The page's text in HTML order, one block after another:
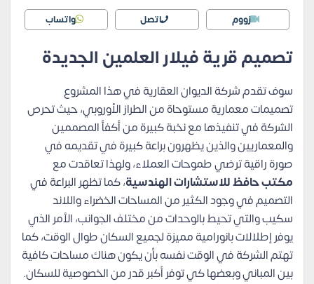
زووم اتصل واتساب
تصميم قرية فيلار العلمين الجديدة
سوف تقدم شركة الديوان العقارية في هذا المشروع
تصميمات معمارية مستوحاة من الطراز الأوروبي، حيث تحرص
الشركة في تنفيذها مع نخبة كبيرة من أكفأ المصممين
والمعماريين والذين يظهرون براعة كبيرة في تقديمه في
صورة راقية ترضي طموحات العملاء، ولهذا تعاقدت مع
مكتب حافظ للاستشارات الهندسية، كما تظهر البراعة في
التصميم في وجود الكثير من المساحات الخضراء واللاند
سكيب والتي تحيط بالوحدات من مختلف الجوانب، الأمر الذي
يوفر إطلالات بانورامية مميزة لجميع السكان طوال الوقت، كما
تهتم الشركة في الوقت نفسه بأن يكون هناك مساحات كافية
بين المباني وبعضها كي توفر أكبر قدر من الخصوصية للسكان.